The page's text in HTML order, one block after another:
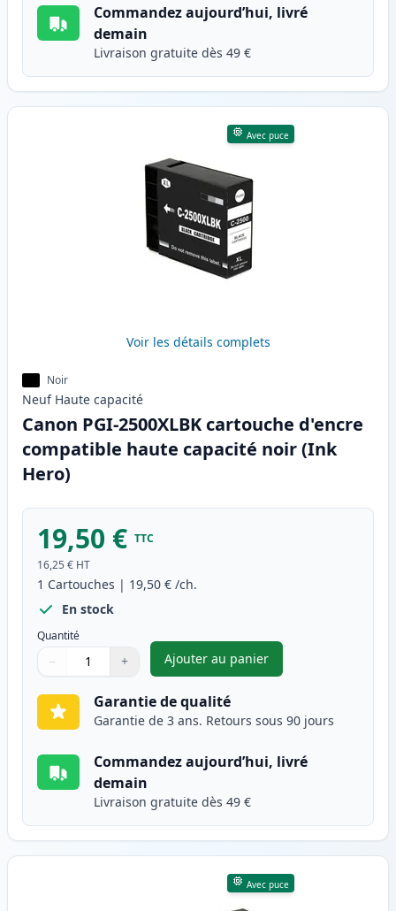
Commandez aujourd’hui, livré
demain
Livraison gratuite dès 49 €
Avec puce
Voir les détails complets
Noir
Neuf Haute capacité
Canon PGI-2500XLBK cartouche d'encre
compatible haute capacité noir (Ink
Hero)
19,50 € TTC
16,25 € HT
1 Cartouches | 19,50 € /ch.
En stock
Quantité
Quantité
Utilisez les boutons pour ajuster
− +
Quantité
Ajouter au panier
,Canon PGI-2500XLBK
Garantie de qualité
Garantie de 3 ans. Retours sous 90 jours
Commandez aujourd’hui, livré
demain
Livraison gratuite dès 49 €
Avec puce